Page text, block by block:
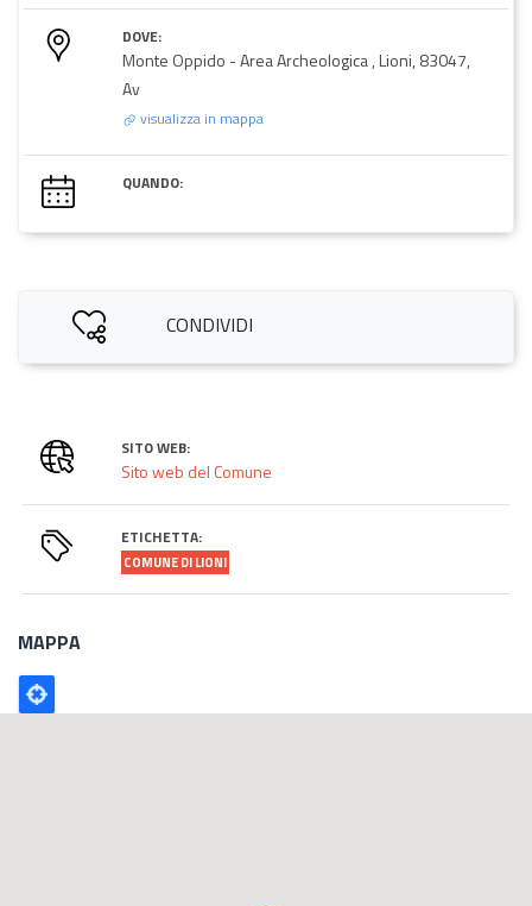
DOVE:
Monte Oppido - Area Archeologica , Lioni, 83047,
Av
visualizza in mappa
QUANDO:
CONDIVIDI
SITO WEB:
Sito web del Comune
ETICHETTA:
COMUNE DI LIONI
MAPPA
Poligono
GEO